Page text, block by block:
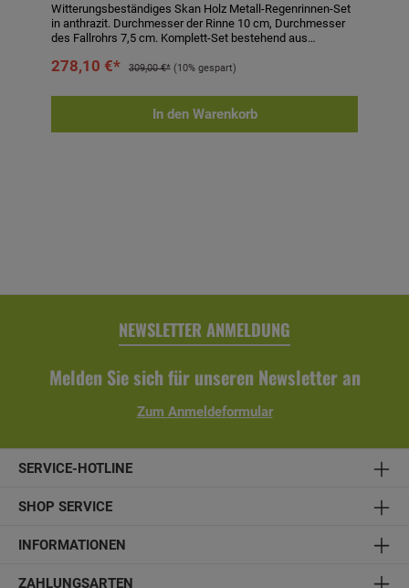
Witterungsbeständiges Skan Holz Metall-Regenrinnen-Set
in anthrazit. Durchmesser der Rinne 10 cm, Durchmesser
des Fallrohrs 7,5 cm. Komplett-Set bestehend aus
Verbindungselementen, Rohrschellen, Regenrinnenhaltern,
Einfaches Stecken und Verklemmen der Teile, einmaliges
Verkleben der Rinnenendstücke und Rinnenverbinder durch
278,10 €* 309,00 €* (10% gespart)
In den Warenkorb
NEWSLETTER ANMELDUNG
Melden Sie sich für unseren Newsletter an
Zum Anmeldeformular
SERVICE-HOTLINE
SHOP SERVICE
INFORMATIONEN
ZAHLUNGSARTEN